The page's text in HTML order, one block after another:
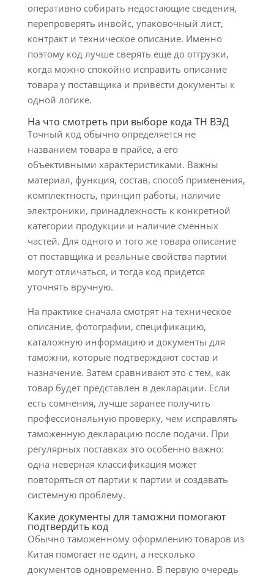
оперативно собирать недостающие сведения,
перепроверять инвойс, упаковочный лист,
контракт и техническое описание. Именно
поэтому код лучше сверять еще до отгрузки,
когда можно спокойно исправить описание
товара у поставщика и привести документы к
одной логике.
На что смотреть при выборе кода ТН ВЭД
Точный код обычно определяется не
названием товара в прайсе, а его
объективными характеристиками. Важны
материал, функция, состав, способ применения,
комплектность, принцип работы, наличие
электроники, принадлежность к конкретной
категории продукции и наличие сменных
частей. Для одного и того же товара описание
от поставщика и реальные свойства партии
могут отличаться, и тогда код придется
уточнять вручную.
На практике сначала смотрят на техническое
описание, фотографии, спецификацию,
каталожную информацию и документы для
таможни, которые подтверждают состав и
назначение. Затем сравнивают это с тем, как
товар будет представлен в декларации. Если
есть сомнения, лучше заранее получить
профессиональную проверку, чем исправлять
таможенную декларацию после подачи. При
регулярных поставках это особенно важно:
одна неверная классификация может
повторяться от партии к партии и создавать
системную проблему.
Какие документы для таможни помогают
подтвердить код
Обычно таможенному оформлению товаров из
Китая помогает не один, а несколько
документов одновременно. В первую очередь